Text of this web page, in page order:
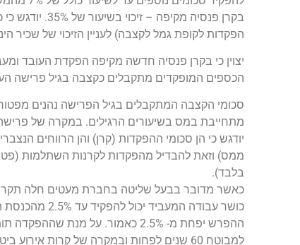
בקרן פנסיה
הפקדות לקופת גמל לקצבה) לעניין הזיכוי של שכיר הינה 7% מהכנסתו החייבת עד גובה 85,200 ש"ח
יצוין כי בקרן פנסיה חדשה מקיפה הפקדת העובד ומעבידו יחד לא יעלו על 20.5% מפעמיים
הכספים המופקדים מתקבלים כקצבה בגיל פרישה העולה בהדרגה ל – 67
מתחייבת במס בשיעורים הרגילים. במקרה של
יודגש כי הן סכומי ההפקדות (קרן) והן הרווחים
בלבד).
ההפרש יפחת מ- 2.5% כאמור. על